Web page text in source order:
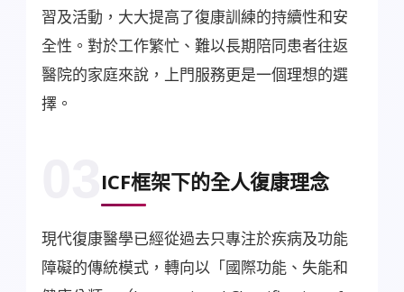
習及活動，大大提高了復康訓練的持續性和安
全性。對於工作繁忙、難以長期陪同患者往返
醫院的家庭來說，上門服務更是一個理想的選
擇。
ICF框架下的全人復康理念
現代復康醫學已經從過去只專注於疾病及功能
障礙的傳統模式，轉向以「國際功能、失能和